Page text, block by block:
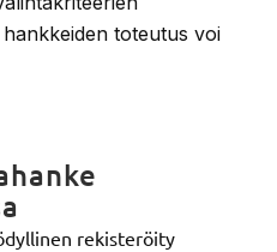
toteutus voi
rekisteröity